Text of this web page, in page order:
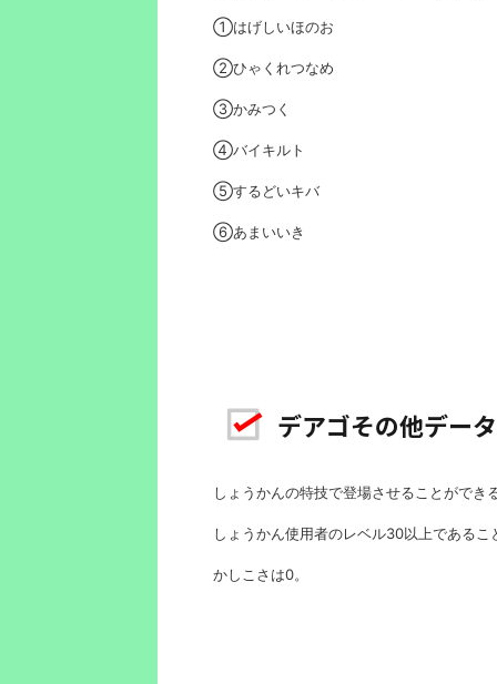
①はげしいほのお
②ひゃくれつなめ
③かみつく
④バイキルト
⑤するどいキバ
⑥あまいいき
デアゴその他データ
しょうかんの特技で登場させることができる
しょうかん使用者のレベル30以上であるこ
かしこさは0。